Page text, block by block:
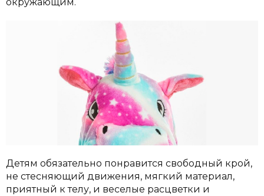
Детям обязательно понравится свободный крой,
не стесняющий движения, мягкий материал,
приятный к телу, и веселые расцветки и